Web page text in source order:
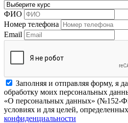
ФИО
Номер телефона
Email
Заполняя и отправляя форму, я
обработку моих персональных
«О персональных данных» (№152-
условиях и для целей, определенных
конфиденциальности